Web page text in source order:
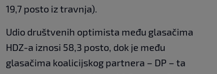
19,7 posto iz travnja).
Udio društvenih optimista među glasačima
HDZ-a iznosi 58,3 posto, dok je među
glasačima koalicijskog partnera – DP – ta